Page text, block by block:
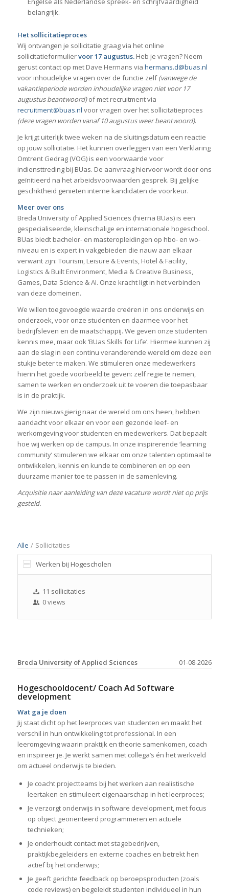
belangrijk.
Het sollicitatieproces
Wij ontvangen je sollicitatie graag via het online
sollicitatieformuliervoor 17 augustus.Heb je vragen? Neem
gerust contact op met Dave Hermans via hermans.d@buas.nl
voor inhoudelijke vragen over de functie zelf(vanwege de
vakantieperiode worden inhoudelijke vragen niet voor 17
augustus beantwoord)of met recruitment via
recruitment@buas.nl voor vragen over het sollicitatieproces
(deze vragen worden vanaf 10 augustus weer beantwoord).
Je krijgt uiterlijk twee weken na de sluitingsdatum een reactie
op jouw sollicitatie. Het kunnen overleggen van een Verklaring
Omtrent Gedrag (VOG) is een voorwaarde voor
indiensttreding bij BUas. De aanvraag hiervoor wordt door ons
geïnitieerd na het arbeidsvoorwaarden gesprek. Bij gelijke
geschiktheid genieten interne kandidaten de voorkeur.
Meer over ons
Breda University of Applied Sciences (hierna BUas) is een
gespecialiseerde, kleinschalige en internationale hogeschool.
BUas biedt bachelor- en masteropleidingen op hbo- en wo-
niveau en is expert in vakgebieden die nauw aan elkaar
verwant zijn: Tourism, Leisure & Events, Hotel & Facility,
Logistics & Built Environment, Media & Creative Business,
Games, Data Science & AI. Onze kracht ligt in het verbinden
van deze domeinen.
We willen toegevoegde waarde creëren in ons onderwijs en
onderzoek, voor onze studenten en daarmee voor het
bedrijfsleven en de maatschappij. We geven onze studenten
kennis mee, maar ook ‘BUas Skills for Life’. Hiermee kunnen zij
aan de slag in een continu veranderende wereld om deze een
stukje beter te maken. We stimuleren onze medewerkers
hierin het goede voorbeeld te geven: zelf regie te nemen,
samen te werken en onderzoek uit te voeren die toepasbaar
is in de praktijk.
We zijn nieuwsgierig naar de wereld om ons heen, hebben
aandacht voor elkaar en voor een gezonde leef- en
werkomgeving voor studenten en medewerkers. Dat bepaalt
hoe wij werken op de campus. In onze inspirerende ‘learning
community’ stimuleren we elkaar om onze talenten optimaal te
ontwikkelen, kennis en kunde te combineren en op een
duurzame manier toe te passen in de samenleving.
Acquisitie naar aanleiding van deze vacature wordt niet op prijs
gesteld.
Alle / Sollicitaties
Werken bij Hogescholen
11 sollicitaties
0 views
01-08-2026
Breda University of Applied Sciences
Hogeschooldocent/ Coach Ad Software
development
Wat ga je doen
Jij staat dicht op het leerproces van studenten en maakt het
verschil in hun ontwikkeling tot professional. In een
leeromgeving waarin praktijk en theorie samenkomen, coach
en inspireer je. Je werkt samen met collega’s én het werkveld
om actueel onderwijs te bieden.
Je coacht projectteams bij het werken aan realistische
leertaken en stimuleert eigenaarschap in het leerproces;
Je verzorgt onderwijs in software development, met focus
op object georiënteerd programmeren en actuele
technieken;
Je onderhoudt contact met stagebedrijven,
praktijkbegeleiders en externe coaches en betrekt hen
actief bij het onderwijs;
Je geeft gerichte feedback op beroepsproducten (zoals
code reviews) en begeleidt studenten individueel in hun